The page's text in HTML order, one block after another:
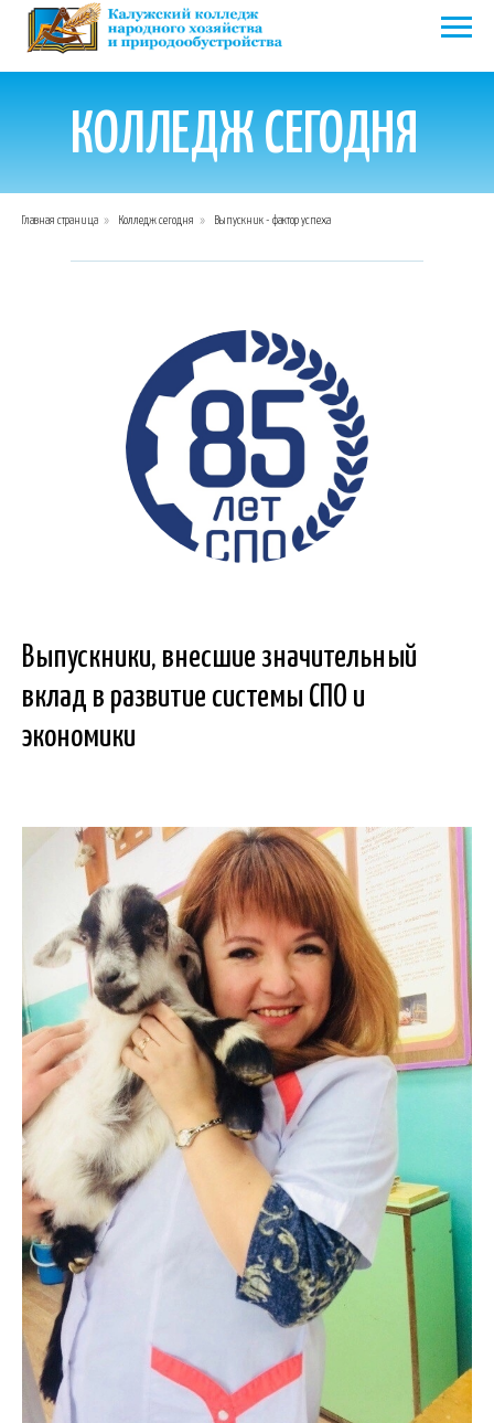
КОЛЛЕДЖ СЕГОДНЯ
Главная страница » Колледж сегодня » Выпускник - фактор успеха
Выпускники, внесшие значительный
вклад в развитие системы СПО и
экономики